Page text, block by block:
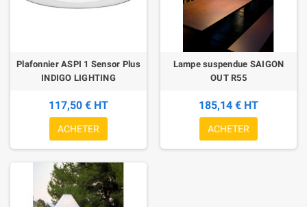
Plafonnier ASPI 1 Sensor Plus
INDIGO LIGHTING
117,50 € HT
ACHETER
Lampe suspendue SAIGON
OUT R55
185,14 € HT
ACHETER